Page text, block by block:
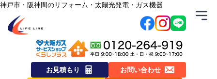
内容をスキップ
神戸市・阪神間のリフォーム・太陽光発電・ガス機器
株式会社ライフライン
お見積もり
お問い合わせ